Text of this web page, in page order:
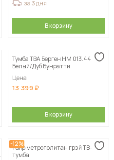
за 3 дня
В корзину
Тумба ТВА Берген НМ 013.44
Белый/Дуб Бунратти
Цена
13 399
В корзину
-12%
Tulip метрополитан грэй ТВ-
тумба